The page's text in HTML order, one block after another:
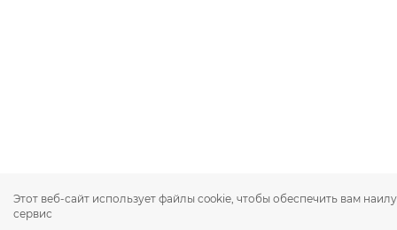
Этот веб-сайт использует файлы cookie, чтобы обеспечить вам
сервис